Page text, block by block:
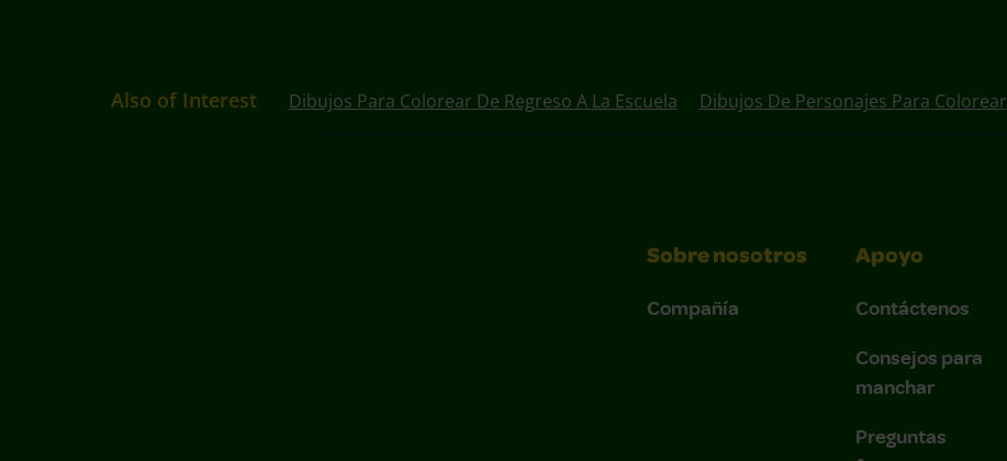
Also of Interest Dibujos Para Colorear De Regreso A La Escuela Dibujos De Personajes Para Colorear
Sobre nosotros
Compañía
Apoyo
Contáctenos
Consejos para
manchar
Preguntas